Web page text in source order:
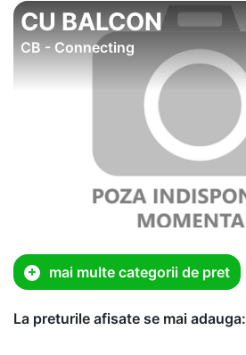
CU BALCON
CB - Connecting
mai multe categorii de pret
La preturile afisate se mai adauga: